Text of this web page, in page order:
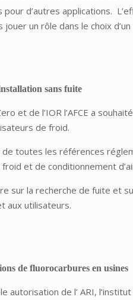
d’autres applications.
un rôle dans le choix
sans fuite
et de l’IOR l’AFCE a
de froid.
de toutes les références
et de conditionnement
sur la recherche de fuite et
aux utilisateurs.
de fluorocarbures en usines
autorisation de l’ ARI,